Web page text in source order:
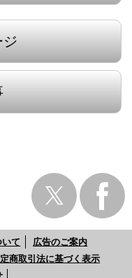
ジ
て
広告のご案内
商取引法に基づく表示